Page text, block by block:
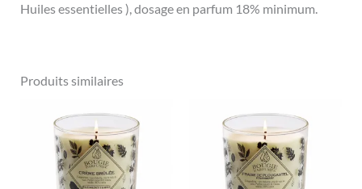
Huiles essentielles ), dosage en parfum 18% minimum.
Produits similaires